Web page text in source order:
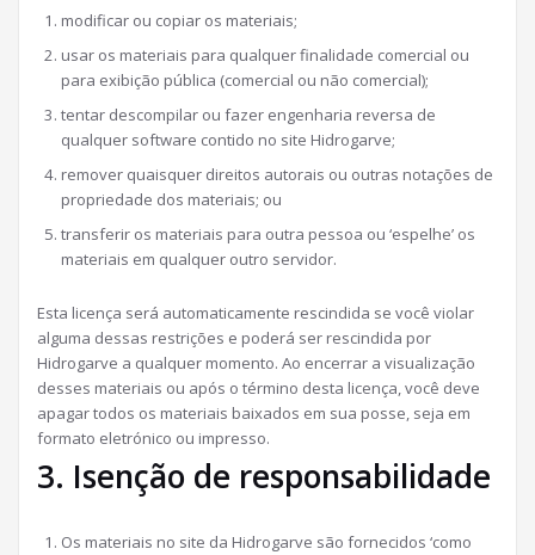
modificar ou copiar os materiais;
usar os materiais para qualquer finalidade comercial ou
para exibição pública (comercial ou não comercial);
tentar descompilar ou fazer engenharia reversa de
qualquer software contido no site Hidrogarve;
remover quaisquer direitos autorais ou outras notações de
propriedade dos materiais; ou
transferir os materiais para outra pessoa ou ‘espelhe’ os
materiais em qualquer outro servidor.
Esta licença será automaticamente rescindida se você violar
alguma dessas restrições e poderá ser rescindida por
Hidrogarve a qualquer momento. Ao encerrar a visualização
desses materiais ou após o término desta licença, você deve
apagar todos os materiais baixados em sua posse, seja em
formato eletrónico ou impresso.
3. Isenção de responsabilidade
Os materiais no site da Hidrogarve são fornecidos ‘como